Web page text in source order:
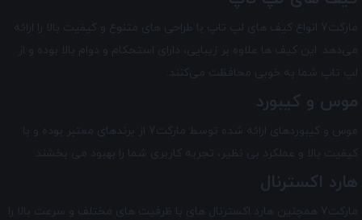
مارکت7 انواع کیف ‌های لپ تاپ با طراحی‌ های متنوع و کیفیت بالا را ارائه
می‌دهد. این کیف ‌ها علاوه بر زیبایی، دارای استحکام و دوام بالا بوده و از
لپ تاپ شما به خوبی محافظت می‌کنند.
موس و کیبورد
موس و کیبورد‌های ارائه شده توسط مارکت7 از برندهای معتبر بوده و با
کیفیت بالا و عملکرد بی ‌نظیر، تجربه کاربری شما را بهبود می‌ بخشند.
هارد اکسترنال
مارکت7 همچنین هارد اکسترنال های با ظرفیت های مختلف و سرعت بالا را